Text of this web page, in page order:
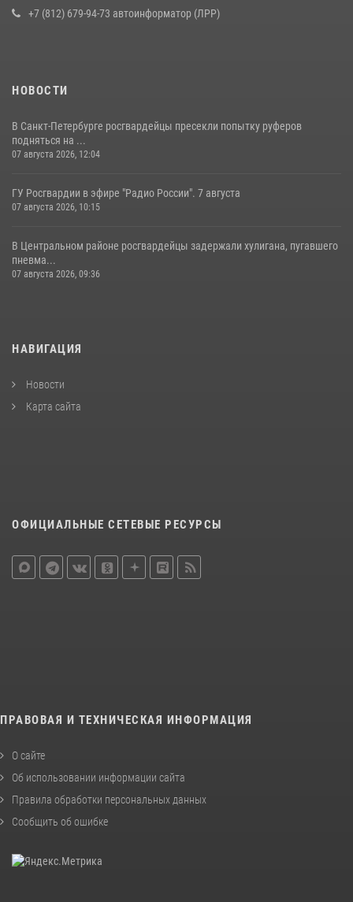
+7 (812) 679-94-73 автоинформатор (ЛРР)
НОВОСТИ
В Санкт-Петербурге росгвардейцы пресекли попытку руферов
подняться на ...
07 августа 2026, 12:04
ГУ Росгвардии в эфире "Радио России". 7 августа
07 августа 2026, 10:15
В Центральном районе росгвардейцы задержали хулигана, пугавшего
пневма...
07 августа 2026, 09:36
НАВИГАЦИЯ
Новости
Карта сайта
ОФИЦИАЛЬНЫЕ СЕТЕВЫЕ РЕСУРСЫ
ПРАВОВАЯ И ТЕХНИЧЕСКАЯ ИНФОРМАЦИЯ
О сайте
Об использовании информации сайта
Правила обработки персональных данных
Сообщить об ошибке